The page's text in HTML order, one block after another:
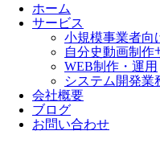
ホーム
サービス
小規模事業者向
自分史動画制作
WEB制作・運用
システム開発業
会社概要
ブログ
お問い合わせ